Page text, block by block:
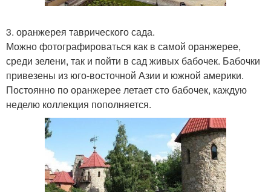
3. оранжерея таврического сада.
Можно фотографироваться как в самой оранжерее,
среди зелени, так и пойти в сад живых бабочек. Бабочки
привезены из юго-восточной Азии и южной америки.
Постоянно по оранжерее летает сто бабочек, каждую
неделю коллекция пополняется.